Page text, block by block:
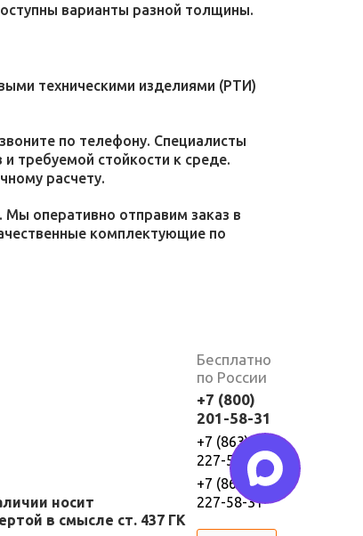
варианты разной толщины.
техническими изделиями (РТИ)
по телефону. Специалисты
требуемой стойкости к среде.
расчету.
оперативно отправим заказ в
комплектующие по
носит
в смысле ст. 437 ГК
Бесплатно
по России
+7 (800)
201-58-31
+7 (863)
227-58-30
+7 (863)
227-58-31